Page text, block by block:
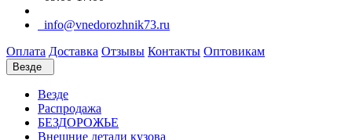
info@vnedorozhnik73.ru
Оплата Доставка Отзывы Контакты Оптовикам
Везде
Везде
Распродажа
БЕЗДОРОЖЬЕ
Внешние детали кузова